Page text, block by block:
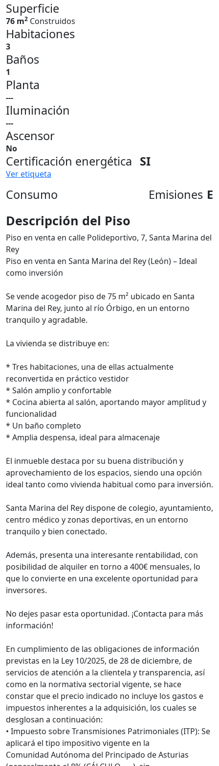
Superficie
76 m2 Construidos
Habitaciones
3
Baños
1
Planta
---
Iluminación
---
Ascensor
No
Certificación energética SI
Ver etiqueta
Consumo Emisiones E
Descripción del Piso
Piso en venta en calle Polideportivo, 7, Santa Marina del
Rey
Piso en venta en Santa Marina del Rey (León) – Ideal
como inversión
Se vende acogedor piso de 75 m² ubicado en Santa
Marina del Rey, junto al río Órbigo, en un entorno
tranquilo y agradable.
La vivienda se distribuye en:
* Tres habitaciones, una de ellas actualmente
reconvertida en práctico vestidor
* Salón amplio y confortable
* Cocina abierta al salón, aportando mayor amplitud y
funcionalidad
* Un baño completo
* Amplia despensa, ideal para almacenaje
El inmueble destaca por su buena distribución y
aprovechamiento de los espacios, siendo una opción
ideal tanto como vivienda habitual como para inversión.
Santa Marina del Rey dispone de colegio, ayuntamiento,
centro médico y zonas deportivas, en un entorno
tranquilo y bien conectado.
Además, presenta una interesante rentabilidad, con
posibilidad de alquiler en torno a 400€ mensuales, lo
que lo convierte en una excelente oportunidad para
inversores.
No dejes pasar esta oportunidad. ¡Contacta para más
información!
En cumplimiento de las obligaciones de información
previstas en la Ley 10/2025, de 28 de diciembre, de
servicios de atención a la clientela y transparencia, así
como en la normativa sectorial vigente, se hace
constar que el precio indicado no incluye los gastos e
impuestos inherentes a la adquisición, los cuales se
desglosan a continuación:
• Impuesto sobre Transmisiones Patrimoniales (ITP): Se
aplicará el tipo impositivo vigente en la
Comunidad Autónoma del Principado de Asturias